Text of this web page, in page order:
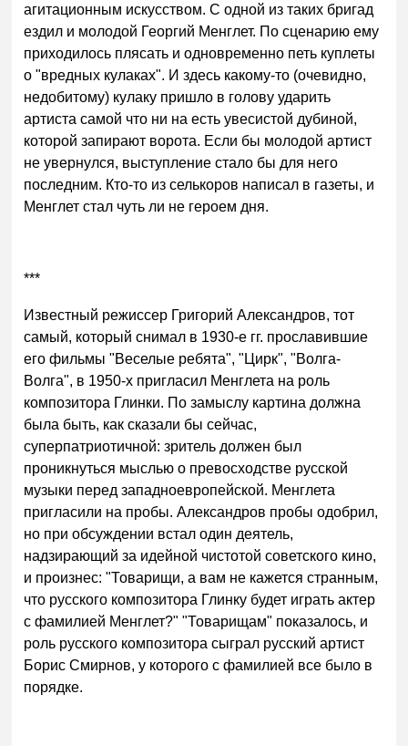
агитационным искусством. С одной из такиx бригад
ездил и молодой Георгий Менглет. По сценарию ему
приходилось плясать и одновременно петь куплеты
о "вредных кулаках". И здесь какому-то (очевидно,
недобитому) кулаку пришлo в голову ударить
артиста самой что ни на есть увесистой дубиной,
которой запирают ворота. Если бы молодой артист
не увернулся, выступление стало бы для него
последним. Кто-то из селькоров написал в газеты, и
Менглет стал чуть ли не героем дня.
***
Известный режиссер Григорий Александров, тот
самый, который снимал в 1930-е гг. прославившие
его фильмы "Веселые ребята", "Цирк", "Волга-
Волга", в 1950-х пригласил Менглета на роль
композитора Глинки. По замыслу картина должна
была быть, как сказали бы сейчас,
суперпатриотичной: зритель должен был
проникнуться мыслью о превосходстве русской
музыки перед западноевропейской. Менглета
пригласили на пробы. Александров пробы одобрил,
но при обсуждении встал один деятель,
надзирающий за идейной чистотой советского кино,
и произнес: "Товарищи, а вам не кажется странным,
что русского композитора Глинку будет играть актер
с фамилией Менглет?" "Товарищам" показалось, и
роль русского композитора сыграл русский артист
Борис Смирнов, у которого с фамилией все было в
порядке.